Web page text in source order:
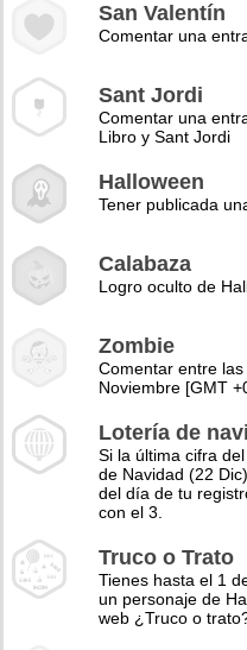
San Valentín
Comentar una
Sant Jordi
Comentar una
Libro y Sant Jordi
Halloween
Tener publicada
Calabaza
Logro oculto de
Zombie
Comentar entre
Noviembre [GMT
Lotería de
Si la última cifra
de Navidad (22
del día de tu
con el 3.
Truco o Trato
Tienes hasta el 1
un personaje de
web ¿Truco o